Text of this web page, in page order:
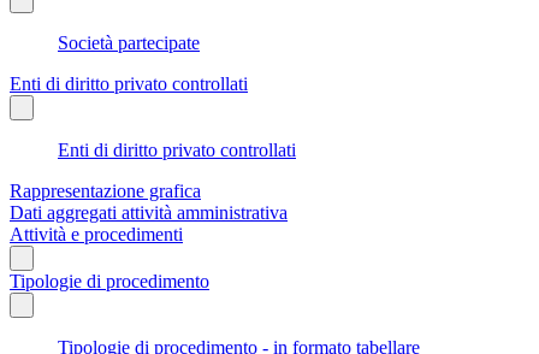
Società partecipate
Enti di diritto privato controllati
Enti di diritto privato controllati
Rappresentazione grafica
Dati aggregati attività amministrativa
Attività e procedimenti
Tipologie di procedimento
Tipologie di procedimento - in formato tabellare